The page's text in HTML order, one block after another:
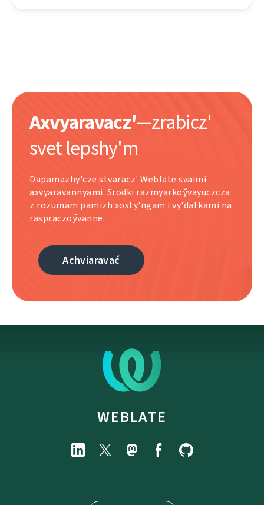
Axvyaravacz'—zrabіcz'
svet lepshy'm
Dapamazhy'cze stvaracz' Weblate svaіmі
axvyaravannyamі. Srodkі razmyarkoўvayuczcza
z rozumam pamіzh xosty'ngam і vy'datkamі na
raspraczoўvanne.
Achviaravać
WEBLATE